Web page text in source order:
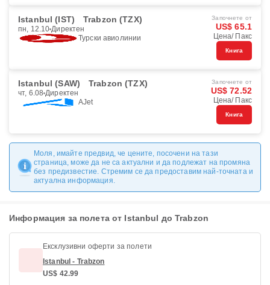
Istanbul (IST) Trabzon (TZX)
пн, 12.10 Директен
Турски авиолинии
Започнете от
US$ 65.1
Цена/ Пакс
Книга
Istanbul (SAW) Trabzon (TZX)
чт, 6.08 Директен
AJet
Започнете от
US$ 72.52
Цена/ Пакс
Книга
Моля, имайте предвид, че цените, посочени на тази
страница, може да не са актуални и да подлежат на промяна
без предизвестие. Стремим се да предоставим най-точната и
актуална информация.
Информация за полета от Istanbul до Trabzon
Ексклузивни оферти за полети
Istanbul - Trabzon
US$ 42.99